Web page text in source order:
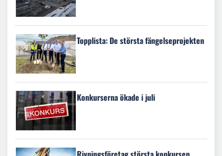
Topplista: De största fängelseprojekten
Konkurserna ökade i juli